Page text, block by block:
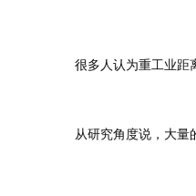
很多人认为重工业距
从研究角度说，大量